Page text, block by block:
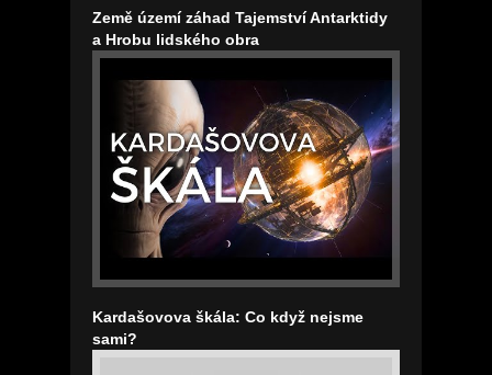
Země území záhad Tajemství Antarktidy
a Hrobu lidského obra
Kardašovova škála: Co když nejsme
sami?